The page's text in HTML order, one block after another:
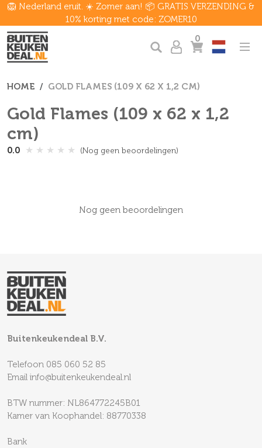
🦁 Nederland eruit. ☀️ Zomer aan! 📦 GRATIS VERZENDING &
10% korting met code: ZOMER10
0
HOME GOLD FLAMES (109 X 62 X 1,2 CM)
Gold Flames (109 x 62 x 1,2
cm)
0.0 ★ ★ ★ ★ ★ (Nog geen beoordelingen)
Nog geen beoordelingen
Buitenkeukendeal B.V.
Telefoon 085 060 52 85
Email info@buitenkeukendeal.nl
BTW nummer: NL864772245B01
Kamer van Koophandel: 88770338
Bank